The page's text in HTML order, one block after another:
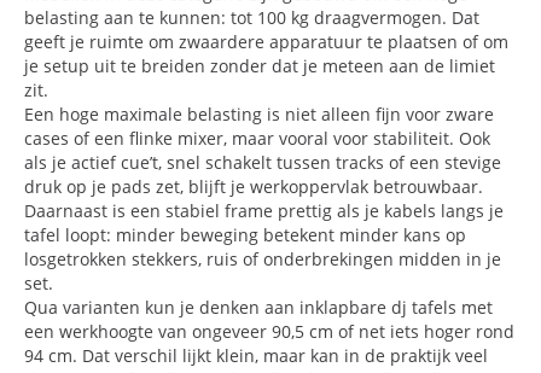
belasting aan te kunnen: tot 100 kg draagvermogen. Dat
geeft je ruimte om zwaardere apparatuur te plaatsen of om
je setup uit te breiden zonder dat je meteen aan de limiet
zit.
Een hoge maximale belasting is niet alleen fijn voor zware
cases of een flinke mixer, maar vooral voor stabiliteit. Ook
als je actief cue’t, snel schakelt tussen tracks of een stevige
druk op je pads zet, blijft je werkoppervlak betrouwbaar.
Daarnaast is een stabiel frame prettig als je kabels langs je
tafel loopt: minder beweging betekent minder kans op
losgetrokken stekkers, ruis of onderbrekingen midden in je
set.
Qua varianten kun je denken aan inklapbare dj tafels met
een werkhoogte van ongeveer 90,5 cm of net iets hoger rond
94 cm. Dat verschil lijkt klein, maar kan in de praktijk veel